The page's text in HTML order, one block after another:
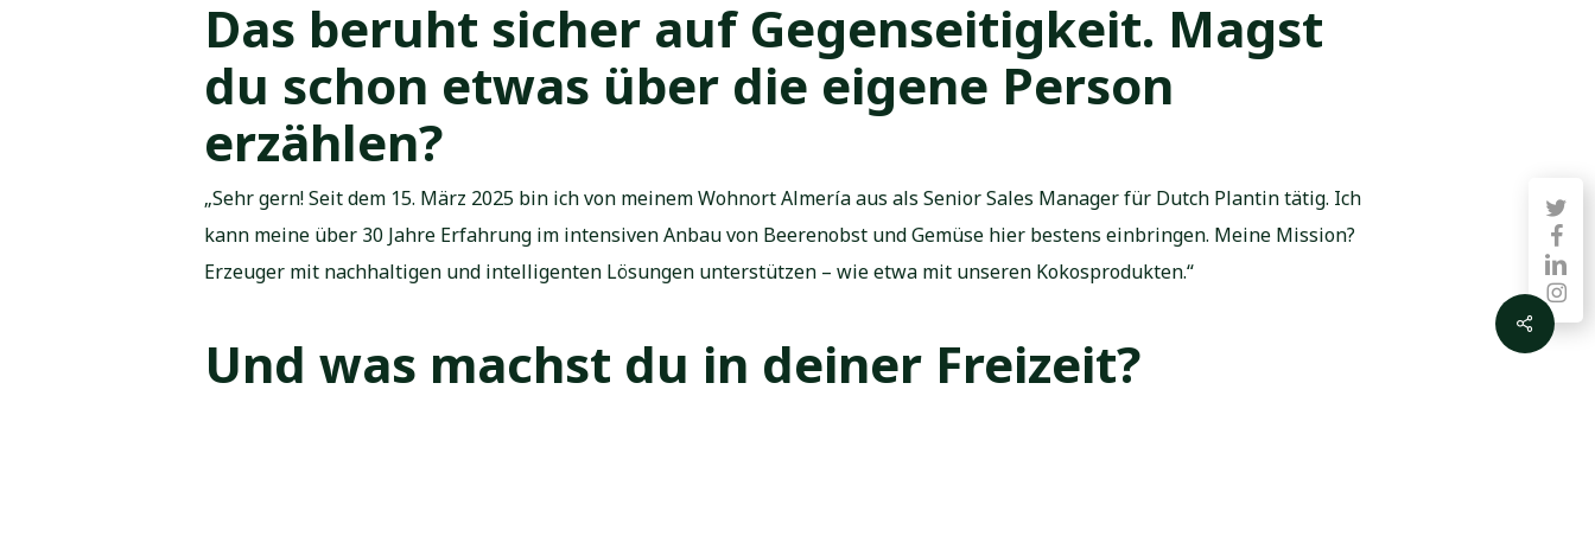
Das beruht sicher auf Gegenseitigkeit. Magst
du schon etwas über die eigene Person
erzählen?
„Sehr gern! Seit dem 15. März 2025 bin ich von meinem Wohnort Almería aus als Senior Sales Manager für Dutch Plantin tätig. Ich
kann meine über 30 Jahre Erfahrung im intensiven Anbau von Beerenobst und Gemüse hier bestens einbringen. Meine Mission?
Erzeuger mit nachhaltigen und intelligenten Lösungen unterstützen – wie etwa mit unseren Kokosprodukten.“
Und was machst du in deiner Freizeit?
Share
twitter
linkedin